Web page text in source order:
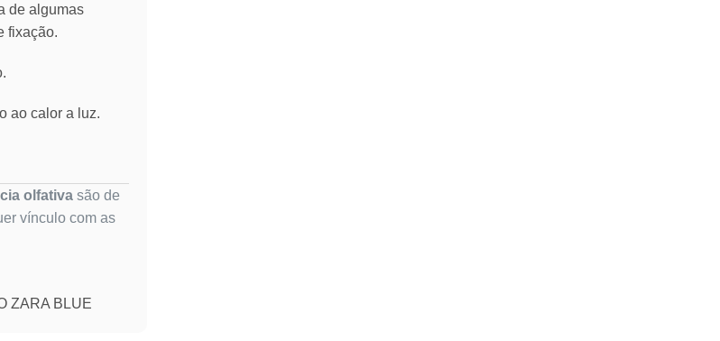
de algumas
fixação.
ao calor a luz.
olfativa são de
vínculo com as
ZARA BLUE